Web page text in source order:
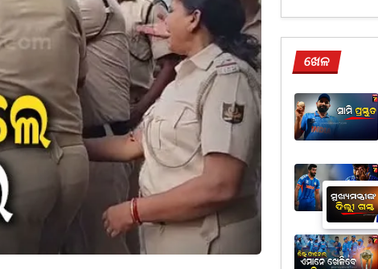
ଖେଳ